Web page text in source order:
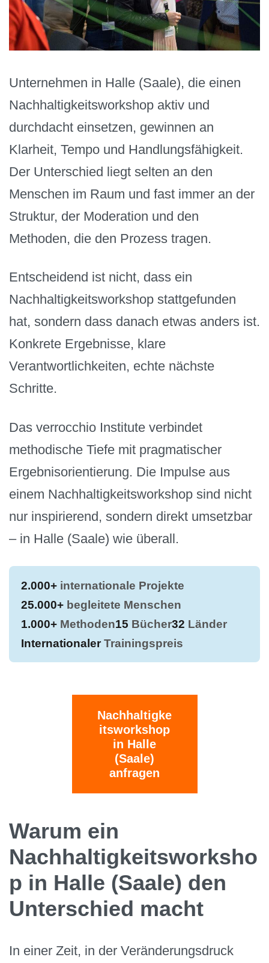
Unternehmen in Halle (Saale), die einen
Nachhaltigkeitsworkshop aktiv und
durchdacht einsetzen, gewinnen an
Klarheit, Tempo und Handlungsfähigkeit.
Der Unterschied liegt selten an den
Menschen im Raum und fast immer an der
Struktur, der Moderation und den
Methoden, die den Prozess tragen.
Entscheidend ist nicht, dass ein
Nachhaltigkeitsworkshop stattgefunden
hat, sondern dass danach etwas anders ist.
Konkrete Ergebnisse, klare
Verantwortlichkeiten, echte nächste
Schritte.
Das verrocchio Institute verbindet
methodische Tiefe mit pragmatischer
Ergebnisorientierung. Die Impulse aus
einem Nachhaltigkeitsworkshop sind nicht
nur inspirierend, sondern direkt umsetzbar
– in Halle (Saale) wie überall.
2.000+ internationale Projekte
25.000+ begleitete Menschen
1.000+ Methoden15 Bücher32 Länder
InternationalerTrainingspreis
Nachhaltigke
itsworkshop
in Halle
(Saale)
anfragen
Warum ein
Nachhaltigkeitsworksho
p in Halle (Saale) den
Unterschied macht
In einer Zeit, in der Veränderungsdruck